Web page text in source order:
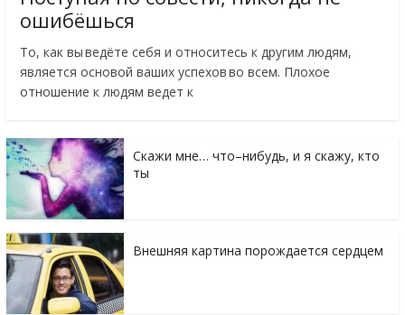
ошибёшься
То, как вы ведёте себя и относитесь к другим людям,
является основой ваших успехов во всем. Плохое
отношение к людям ведет к
Скажи мне… что–нибудь, и я скажу, кто
ты
Внешняя картина порождается сердцем